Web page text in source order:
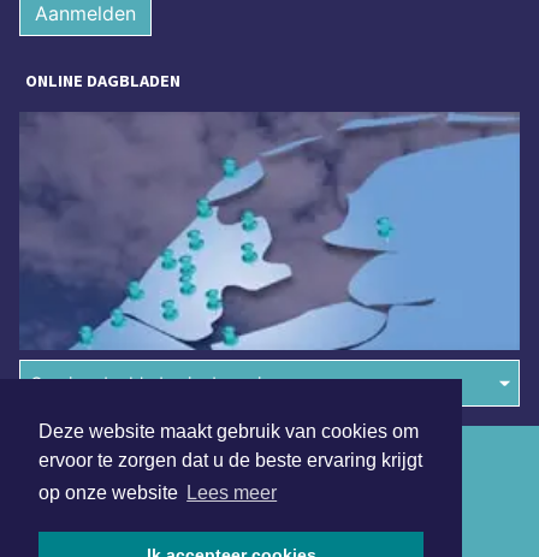
Deze website maakt gebruik van cookies om
ervoor te zorgen dat u de beste ervaring krijgt
op onze website Lees meer
Aanmelden
ONLINE DAGBLADEN
Overige dagbladen in de regio
Algemene voorwaarden
Disclaimer